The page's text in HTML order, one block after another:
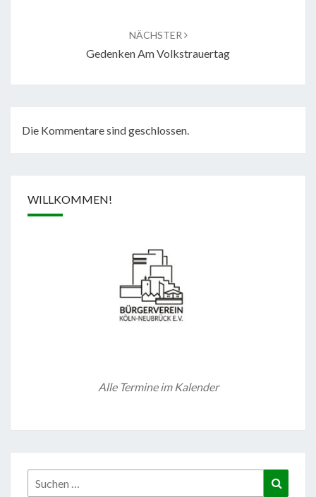
NÄCHSTER
Gedenken Am Volkstrauertag
Die Kommentare sind geschlossen.
WILLKOMMEN!
Alle Termine im Kalender
Suchen